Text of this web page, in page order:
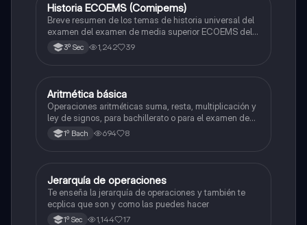
Historia
Historia ECOEMS (Comipems)
Breve resumen de los temas de historia universal del
examen del examen de media superior ECOEMS del
valle de México
3º Sec 1,242 39
Matemáticas
Aritmética básica
Operaciones aritméticas suma, resta, multiplicación y
ley de signos, para bachillerato o para el examen de
admisión a la universidad
1º Bach 694 8
Matemáticas
Jerarquía de operaciones
Te enseña la jerarquía de operaciones y también te
ecplica que son y como las puedes hacer
1º Sec 1,144 17